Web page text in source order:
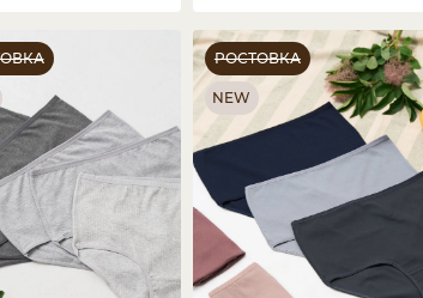
РОСТОВКА
NEW